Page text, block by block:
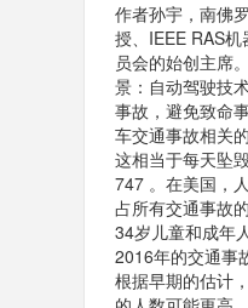
作者孙宇，南佛
授、IEEE RAS
员会的始创主席
景：自动驾驶技
事故，避免致命
车交通事故相关
这相当于每天坠
747 。在美国，
占所有交通事故
34岁儿童和成年
2016年的交通事
根据早期的估计